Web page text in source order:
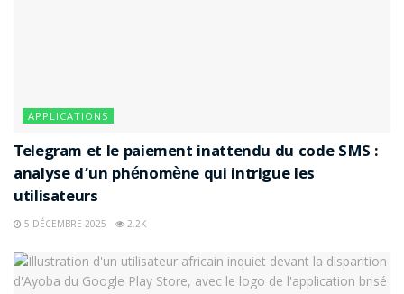
APPLICATIONS
Telegram et le paiement inattendu du code SMS :
analyse d’un phénomène qui intrigue les
utilisateurs
5 DÉCEMBRE 2025 2.2K